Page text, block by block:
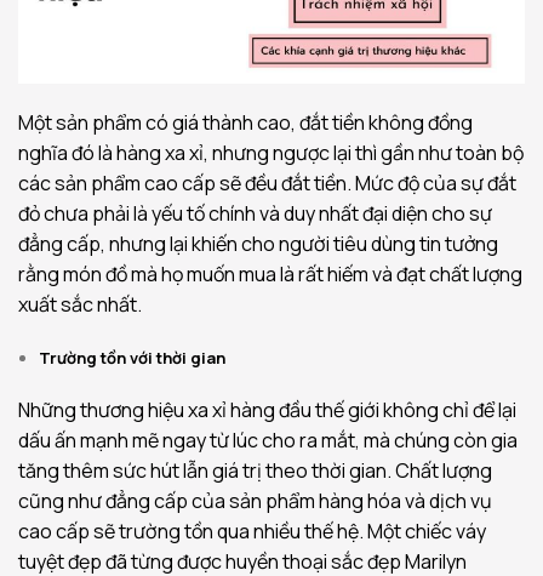
Một sản phẩm có giá thành cao, đắt tiền không đồng
nghĩa đó là hàng xa xỉ, nhưng ngược lại thì gần như toàn bộ
các sản phẩm cao cấp sẽ đều đắt tiền. Mức độ của sự đắt
đỏ chưa phải là yếu tố chính và duy nhất đại diện cho sự
đẳng cấp, nhưng lại khiến cho người tiêu dùng tin tưởng
rằng món đồ mà họ muốn mua là rất hiếm và đạt chất lượng
xuất sắc nhất.
Trường tồn với thời gian
Những thương hiệu xa xỉ hàng đầu thế giới không chỉ để lại
dấu ấn mạnh mẽ ngay từ lúc cho ra mắt, mà chúng còn gia
tăng thêm sức hút lẫn giá trị theo thời gian. Chất lượng
cũng như đẳng cấp của sản phẩm hàng hóa và dịch vụ
cao cấp sẽ trường tồn qua nhiều thế hệ. Một chiếc váy
tuyệt đẹp đã từng được huyền thoại sắc đẹp Marilyn